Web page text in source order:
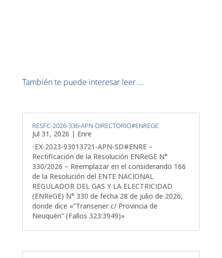
También te puede interesar leer ...
RESFC-2026-336-APN-DIRECTORIO#ENREGE
Jul 31, 2026 | Enre
-EX-2023-93013721-APN-SD#ENRE –
Rectificación de la Resolución ENReGE N°
330/2026 – Reemplazar en el considerando 166
de la Resolución del ENTE NACIONAL
REGULADOR DEL GAS Y LA ELECTRICIDAD
(ENReGE) N° 330 de fecha 28 de julio de 2026,
donde dice «”Transener c/ Provincia de
Neuquén” (Fallos 323:3949)»